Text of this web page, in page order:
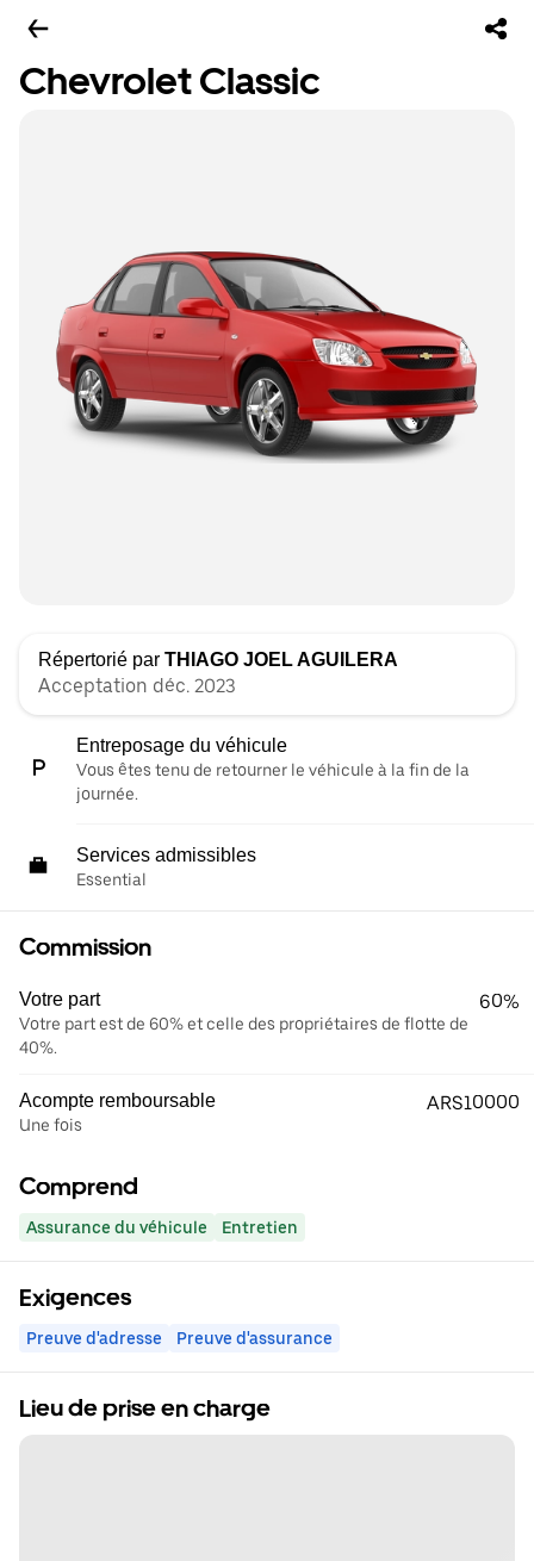
Chevrolet Classic
Répertorié par THIAGO JOEL AGUILERA
Acceptation déc. 2023
Entreposage du véhicule
Vous êtes tenu de retourner le véhicule à la fin de la
journée.
Services admissibles
Essential
Commission
Votre part
Votre part est de 60% et celle des propriétaires de flotte de
40%.
60%
Acompte remboursable
Une fois
ARS10000
Comprend
Assurance du véhicule Entretien
Exigences
Preuve d'adresse Preuve d'assurance
Lieu de prise en charge